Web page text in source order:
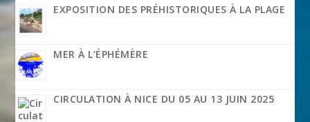
EXPOSITION DES PRÉHISTORIQUES À LA PLAGE
MER À L’ÉPHÉMÈRE
CIRCULATION À NICE DU 05 AU 13 JUIN 2025